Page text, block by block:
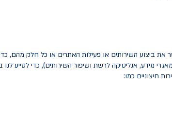
ביצוע השירותים או פעילות האתרים או כל חלק מהם,
מידע, אנליטיקה לרשת ושיפור השירותים), כדי לסייע
חיצוניים כמו: